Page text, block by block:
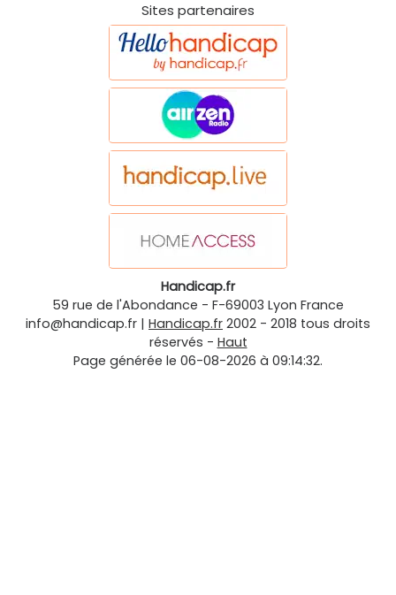
Sites partenaires
Handicap.fr
59 rue de l'Abondance - F-69003 Lyon France
info@handicap.fr | Handicap.fr 2002 - 2018 tous droits
réservés - Haut
Page générée le 06-08-2026 à 09:14:32.